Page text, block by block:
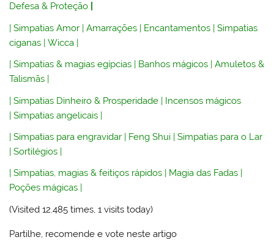
Defesa & Proteção
|Simpatias Amor |Amarrações | Encantamentos |Simpatias
ciganas |Wicca |
|Simpatias & magias egípcias | Banhos mágicos |Amuletos &
Talismãs |
|Simpatias Dinheiro & Prosperidade | Incensos mágicos
|Simpatias angelicais |
|Simpatias para engravidar | Feng Shui |Simpatias para o Lar
|Sortilégios |
|Simpatias, magias & feitiços rápidos Magia das Fadas
Poções mágicas
(Visited 12.485 times, 1 visits today)
Partilhe, recomende e vote neste artigo